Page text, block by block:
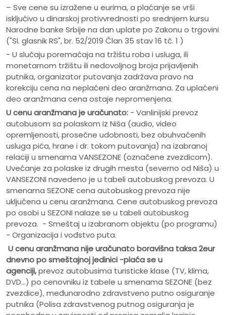
– Sve cene su izražene u eurima, a plaćanje se vrši
isključivo u dinarskoj protivvrednosti po srednjem kursu
Narodne banke Srbije na dan uplate po Zakonu o trgovini
("Sl. glasnik RS", br. 52/2019 Član 35 stav 16 tč. 1 )
- U slučaju poremaćaja na tržištu roba i usluga, ili
monetarnom tržištu ili nedovoljnog broja prijavljenih
putnika, organizator putovanja zadržava pravo na
korekciju cena na neplaćeni deo aranžmana. Za uplaćeni
deo aranžmana cena ostaje nepromenjena.
U cenu aranžmana je uračunato: - Vanlinijski prevoz
autobusom sa polaskom iz Niša (audio, video
opremljenosti, prosečne udobnosti, bez obuhvaćenih
usluga pića, hrane i dr. tokom putovanja) na izabranoj
relaciji u smenama VANSEZONE (označene zvezdicom).
Uvećanje za polaske iz drugih mesta (severno od Niša) u
VANSEZONI navedeno je u tabeli autobuskog prevoza. U
smenama SEZONE cena autobuskog prevoza nije
uključena u cenu aranžmana. Cene autobuskog prevoza
po osobi u SEZONI nalaze se u tabeli autobuskog
prevoza. - Smeštaj u izabranom objektu (po programu)
- Organizacija i vođstvo puta.
U cenu aranžmana nije uračunatoboravišna taksa 2eur
dnevno po smeštajnoj jedinici -plaća se u
agenciji,prevoz autobusima turisticke klase (TV, klima,
DVD...) po cenovniku iz tabele u smenama SEZONE (bez
zvezdice), međunarodno zdravstveno putno osiguranje
putnika (Polisa zdravstvenog putnog osiguranja je